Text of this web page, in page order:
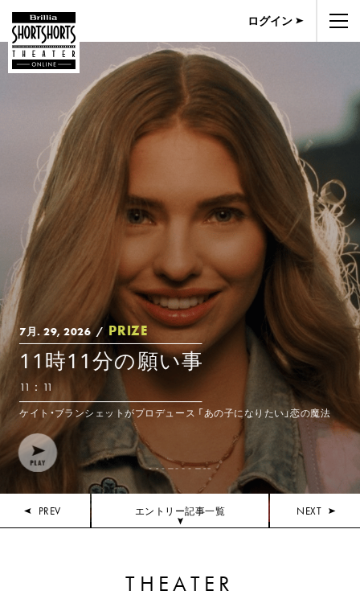
ログイン
エントリー記事一覧
PREV NEXT
THEATER
7月. 29, 2026 PRIZE
11時11分の願い事
11：11
ケイト・ブランシェットがプロデュース 「あの子になりたい」恋の魔法
THEATER